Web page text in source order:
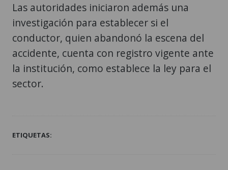
Las autoridades iniciaron además una
investigación para establecer si el
conductor, quien abandonó la escena del
accidente, cuenta con registro vigente ante
la institución, como establece la ley para el
sector.
ETIQUETAS: